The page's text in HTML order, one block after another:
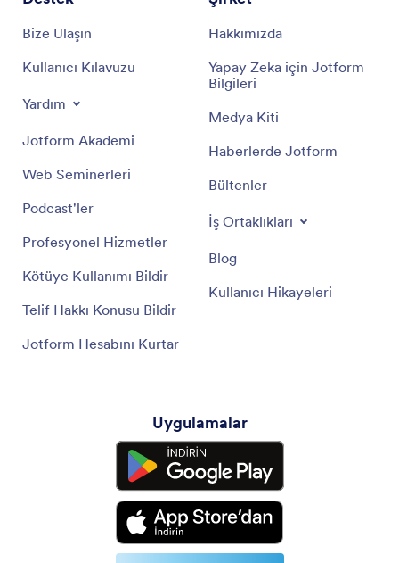
Bize Ulaşın
Kullanıcı Kılavuzu
Yardım
Jotform Akademi
Web Seminerleri
Podcast'ler
Profesyonel Hizmetler
Kötüye Kullanımı Bildir
Telif Hakkı Konusu Bildir
Jotform Hesabını Kurtar
Hakkımızda
Yapay Zeka için Jotform
Bilgileri
Medya Kiti
Haberlerde Jotform
Bültenler
İş Ortaklıkları
Blog
Kullanıcı Hikayeleri
Uygulamalar